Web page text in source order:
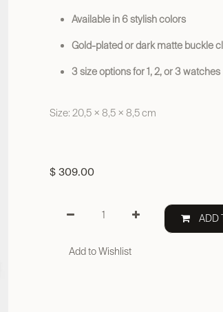
Available in 6 stylish colors
Gold-plated or dark matte buckle
3 size options for 1, 2, or 3 watches
Size: 20,5 × 8,5 × 8,5 cm
$ 309.00
ADD
Add to Wishlist